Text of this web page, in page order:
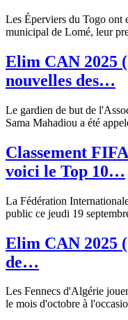
Les Éperviers du Togo ont
municipal de Lomé, leur
Elim CAN 2025
nouvelles des…
Le gardien de but de
Sama Mahadiou a été
Classement
voici le Top 10…
La Fédération
public ce jeudi 19
Elim CAN 2025
de…
Les Fennecs d'Algérie
le mois d'octobre à